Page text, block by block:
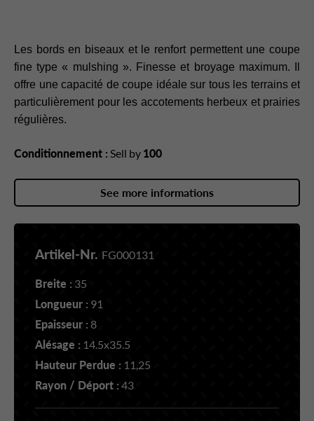
Les bords en biseaux et le renfort permettent une coupe
fine type « mulshing ». Finesse et broyage maximum. Il
offre une capacité de coupe idéale sur tous les terrains et
particulièrement pour les accotements herbeux et prairies
régulières.
Conditionnement : Sell by 100
See more informations
Artikel-Nr. FG000131
Breite : 35
Longueur : 91
Epaisseur : 8
Alésage : 14.5x35.5
Hauteur Perdue : 11,25
Rayon / Déport :43